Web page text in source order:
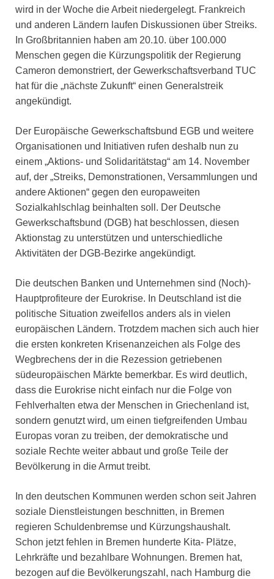
wird in der Woche die Arbeit niedergelegt. Frankreich
und anderen Ländern laufen Diskussionen über Streiks.
In Großbritannien haben am 20.10. über 100.000
Menschen gegen die Kürzungspolitik der Regierung
Cameron demonstriert, der Gewerkschaftsverband TUC
hat für die „nächste Zukunft“ einen Generalstreik
angekündigt.
Der Europäische Gewerkschaftsbund EGB und weitere
Organisationen und Initiativen rufen deshalb nun zu
einem „Aktions- und Solidaritätstag“ am 14. November
auf, der „Streiks, Demonstrationen, Versammlungen und
andere Aktionen“ gegen den europaweiten
Sozialkahlschlag beinhalten soll. Der Deutsche
Gewerkschaftsbund (DGB) hat beschlossen, diesen
Aktionstag zu unterstützen und unterschiedliche
Aktivitäten der DGB-Bezirke angekündigt.
Die deutschen Banken und Unternehmen sind (Noch)-
Hauptprofiteure der Eurokrise. In Deutschland ist die
politische Situation zweifellos anders als in vielen
europäischen Ländern. Trotzdem machen sich auch hier
die ersten konkreten Krisenanzeichen als Folge des
Wegbrechens der in die Rezession getriebenen
südeuropäischen Märkte bemerkbar. Es wird deutlich,
dass die Eurokrise nicht einfach nur die Folge von
Fehlverhalten etwa der Menschen in Griechenland ist,
sondern genutzt wird, um einen tiefgreifenden Umbau
Europas voran zu treiben, der demokratische und
soziale Rechte weiter abbaut und große Teile der
Bevölkerung in die Armut treibt.
In den deutschen Kommunen werden schon seit Jahren
soziale Dienstleistungen beschnitten, in Bremen
regieren Schuldenbremse und Kürzungshaushalt.
Schon jetzt fehlen in Bremen hunderte Kita- Plätze,
Lehrkräfte und bezahlbare Wohnungen. Bremen hat,
bezogen auf die Bevölkerungszahl, nach Hamburg die